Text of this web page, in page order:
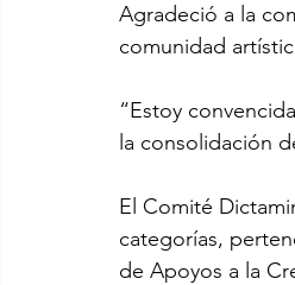
Agradeció a la
comunidad
“Estoy
la consolidación
El Comité
categorías,
de Apoyos a la